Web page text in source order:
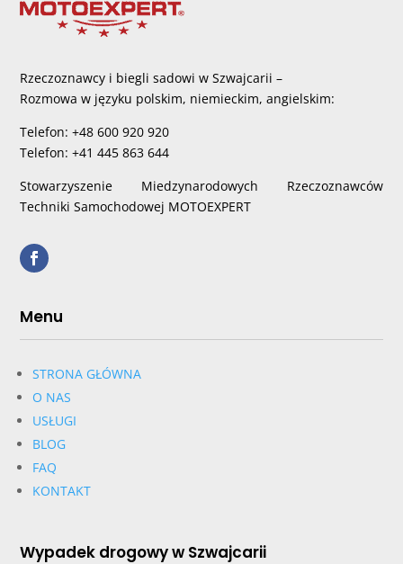
Rzeczoznawcy i biegli sadowi w Szwajcarii –
Rozmowa w języku polskim, niemieckim, angielskim:
Telefon: +48 600 920 920
Telefon: +41 445 863 644
Stowarzyszenie Miedzynarodowych Rzeczoznawców
Techniki Samochodowej MOTOEXPERT
Menu
STRONA GŁÓWNA
O NAS
USŁUGI
BLOG
FAQ
KONTAKT
Wypadek drogowy w Szwajcarii